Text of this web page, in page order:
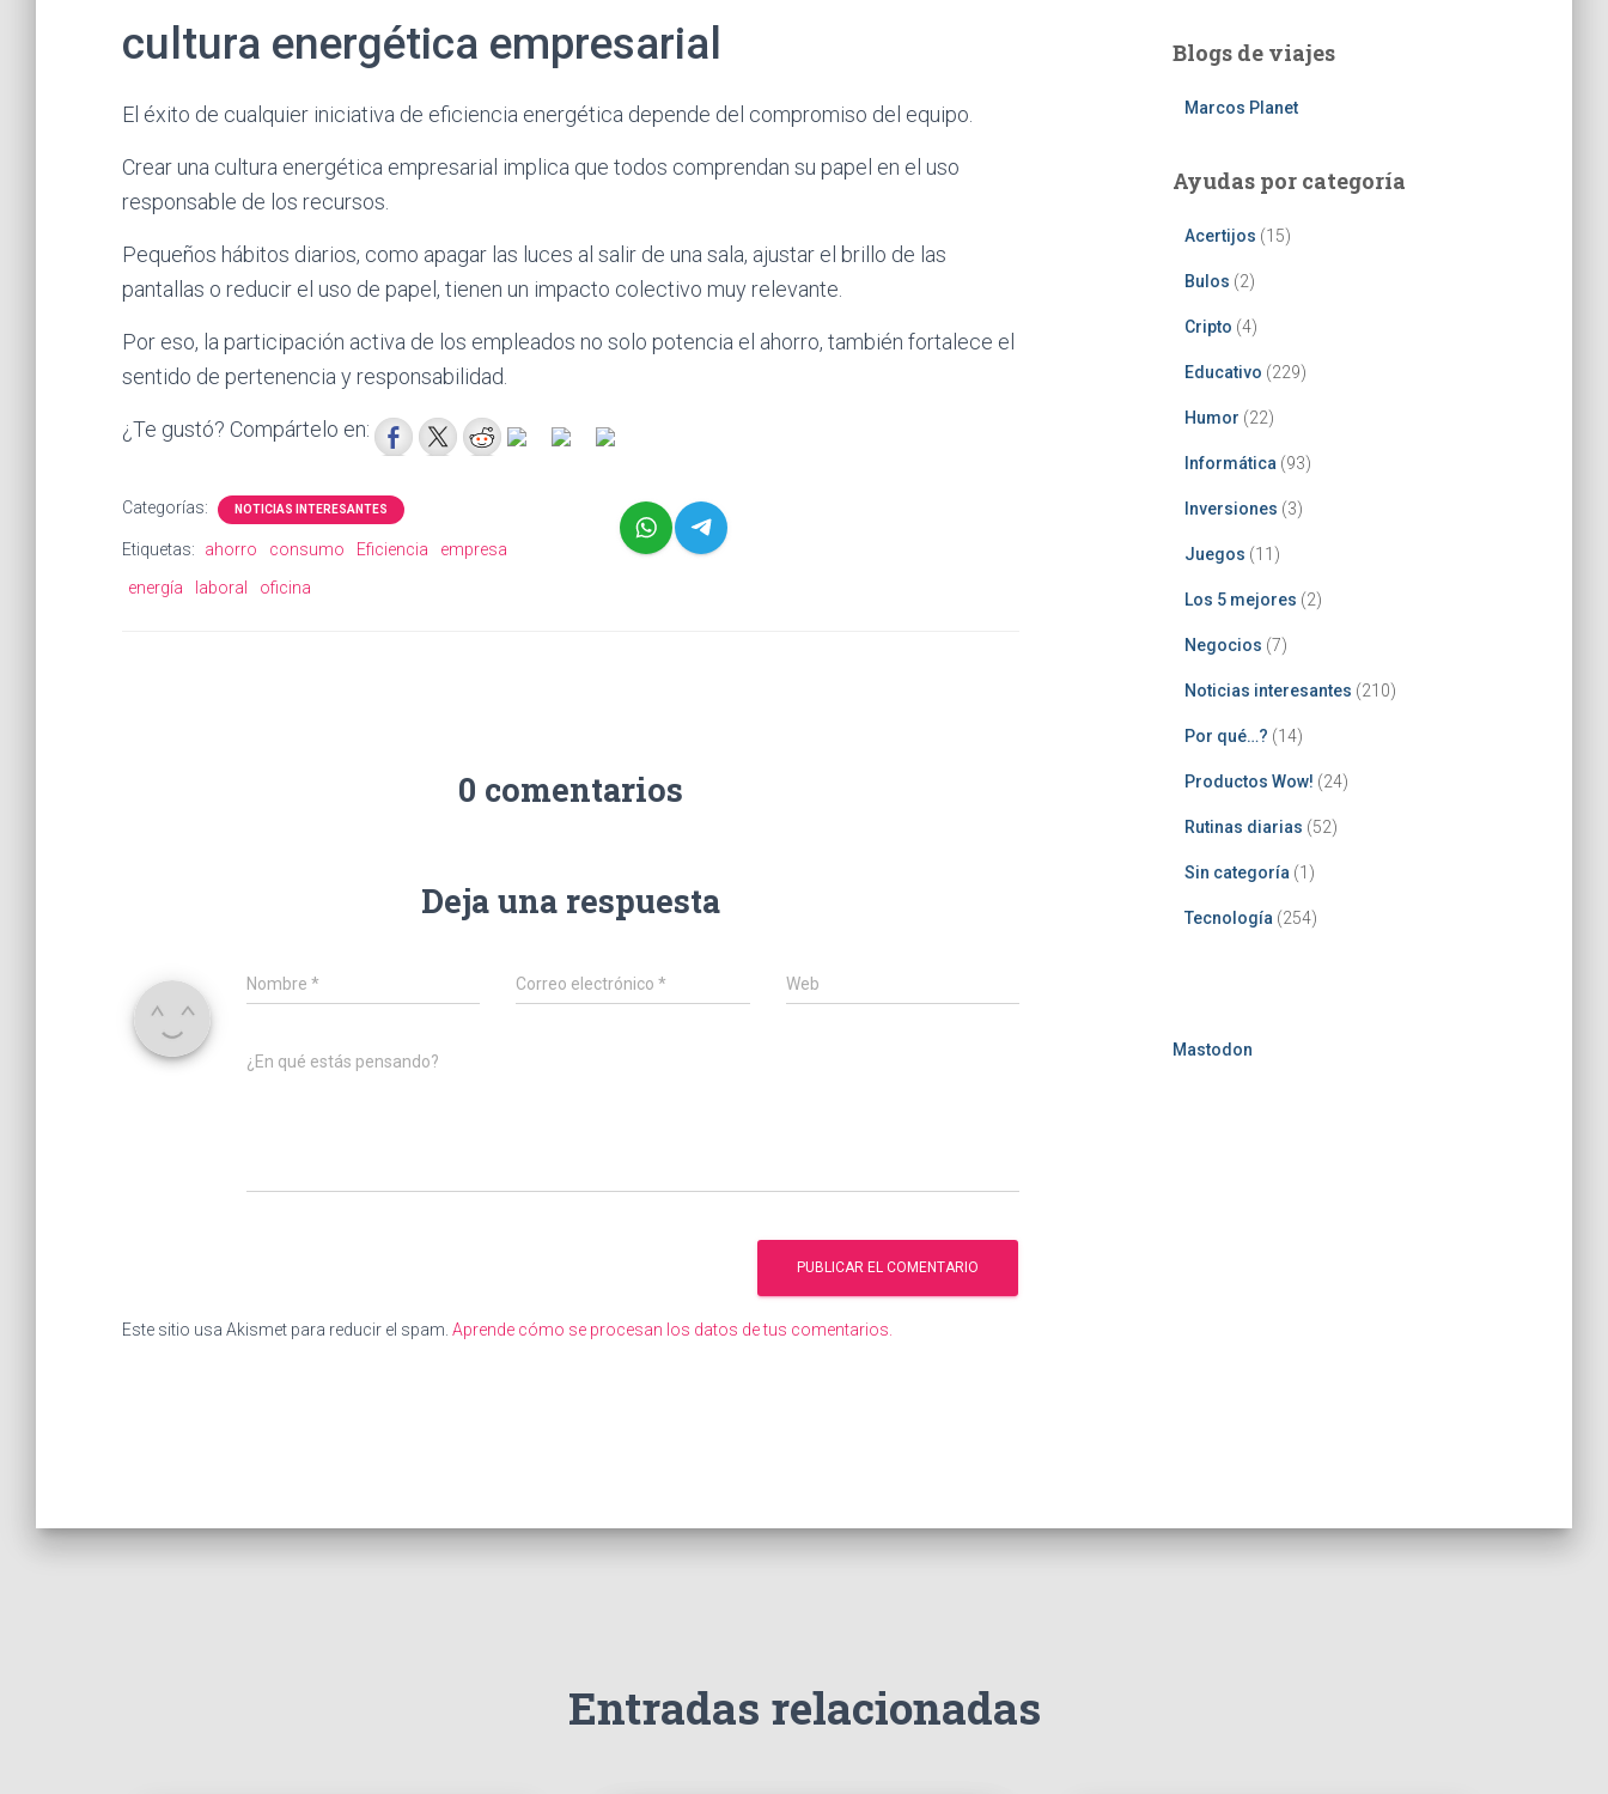
cultura energética empresarial
El éxito de cualquier iniciativa de eficiencia energética depende del compromiso del equipo.
Crear una cultura energética empresarial implica que todos comprendan su papel en el uso
responsable de los recursos.
Pequeños hábitos diarios, como apagar las luces al salir de una sala, ajustar el brillo de las
pantallas o reducir el uso de papel, tienen un impacto colectivo muy relevante.
Por eso, la participación activa de los empleados no solo potencia el ahorro, también fortalece el
sentido de pertenencia y responsabilidad.
¿Te gustó? Compártelo en:
Categorías: NOTICIAS INTERESANTES
Etiquetas: ahorro consumo Eficiencia
empresa
energía
laboral oficina
0 comentarios
Deja una respuesta
Nombre * Correo electrónico* Web
¿En qué estás pensando?
Este sitio usa Akismet para reducir el spam. Aprende cómo se procesan los datos de tus comentarios.
Blogs de viajes
Marcos Planet
Ayudas por categoría
Acertijos (15)
Bulos (2)
Cripto (4)
Educativo (229)
Humor (22)
Informática (93)
Inversiones (3)
Juegos (11)
Los 5 mejores (2)
Negocios (7)
Noticias interesantes (210)
Por qué…? (14)
Productos Wow! (24)
Rutinas diarias (52)
Sin categoría (1)
Tecnología (254)
Mastodon
Entradas relacionadas